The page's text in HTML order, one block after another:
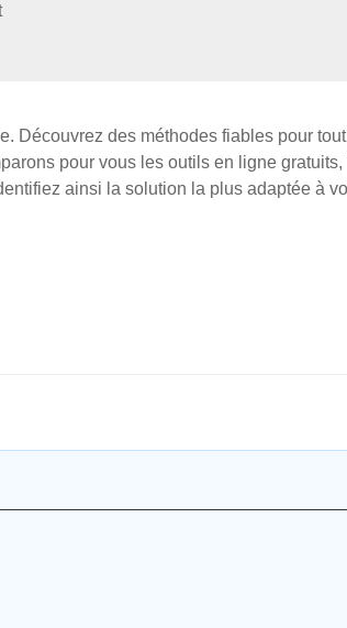
Découvrez des méthodes fiables pour tout
pour vous les outils en ligne gratuits,
ainsi la solution la plus adaptée à